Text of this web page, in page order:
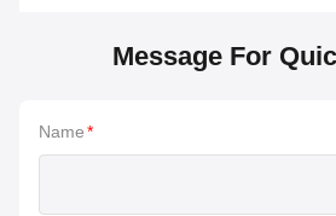
Message For
Name*